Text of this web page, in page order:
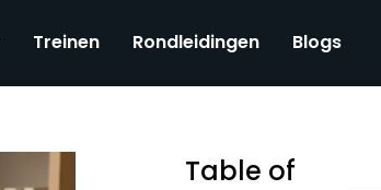
Treinen Rondleidingen Blogs
Table of